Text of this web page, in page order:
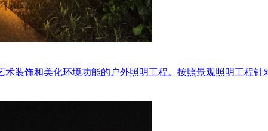
饰和美化环境功能的户外照明工程。按照景观照明工程针对的